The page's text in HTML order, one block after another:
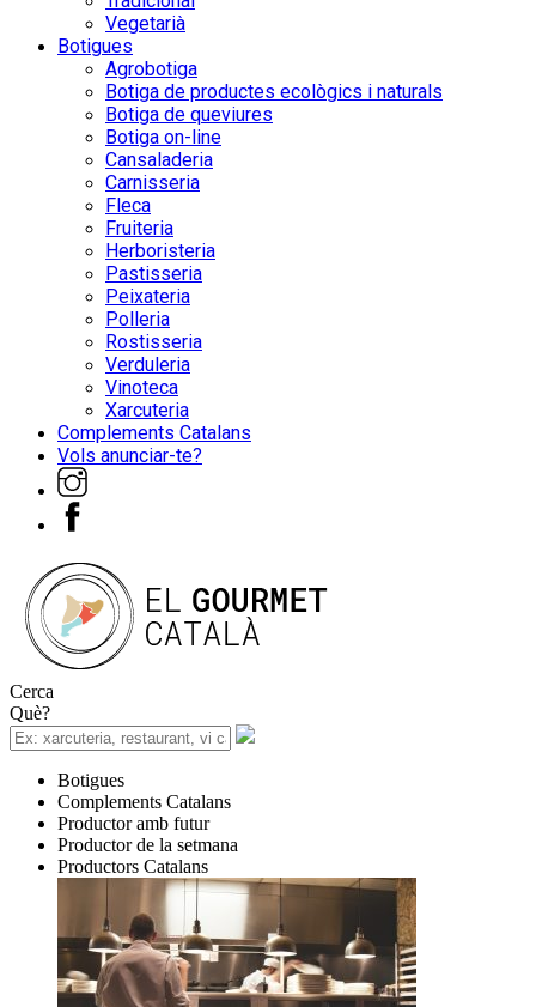
Vegetarià
Botigues
Agrobotiga
Botiga de productes ecològics i naturals
Botiga de queviures
Botiga on-line
Cansaladeria
Carnisseria
Fleca
Fruiteria
Herboristeria
Pastisseria
Peixateria
Polleria
Rostisseria
Verduleria
Vinoteca
Xarcuteria
Complements Catalans
Vols anunciar-te?
Cerca
Què?
Botigues
Complements Catalans
Productor amb futur
Productor de la setmana
Productors Catalans